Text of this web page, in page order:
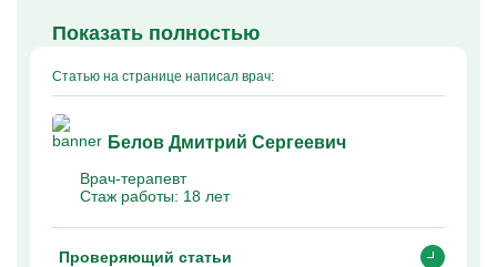
Показать полностью
Статью на странице написал врач:
Белов Дмитрий Сергеевич
Врач-терапевт
Стаж работы: 18 лет
Проверяющий статьи